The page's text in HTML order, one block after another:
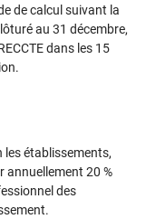
de calcul suivant la
au 31 décembre,
dans les 15
les établissements,
annuellement 20 %
des